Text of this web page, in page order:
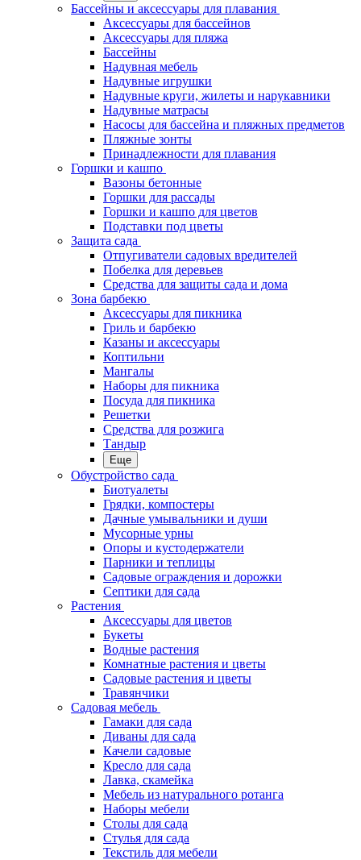
Бассейны и аксессуары для плавания
Аксессуары для бассейнов
Аксессуары для пляжа
Бассейны
Надувная мебель
Надувные игрушки
Надувные круги, жилеты и нарукавники
Надувные матрасы
Насосы для бассейна и пляжных предметов
Пляжные зонты
Принадлежности для плавания
Горшки и кашпо
Вазоны бетонные
Горшки для рассады
Горшки и кашпо для цветов
Подставки под цветы
Защита сада
Отпугиватели садовых вредителей
Побелка для деревьев
Средства для защиты сада и дома
Зона барбекю
Аксессуары для пикника
Гриль и барбекю
Казаны и аксессуары
Коптильни
Мангалы
Наборы для пикника
Посуда для пикника
Решетки
Средства для розжига
Тандыр
Еще
Обустройство сада
Биотуалеты
Грядки, компостеры
Дачные умывальники и души
Мусорные урны
Опоры и кустодержатели
Парники и теплицы
Садовые ограждения и дорожки
Септики для сада
Растения
Аксессуары для цветов
Букеты
Водные растения
Комнатные растения и цветы
Садовые растения и цветы
Травянчики
Садовая мебель
Гамаки для сада
Диваны для сада
Качели садовые
Кресло для сада
Лавка, скамейка
Мебель из натурального ротанга
Наборы мебели
Столы для сада
Стулья для сада
Текстиль для мебели